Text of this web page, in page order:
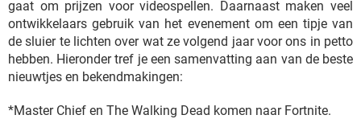
gaat om prijzen voor videospellen. Daarnaast maken veel
ontwikkelaars gebruik van het evenement om een tipje van
de sluier te lichten over wat ze volgend jaar voor ons in petto
hebben. Hieronder tref je een samenvatting aan van de beste
nieuwtjes en bekendmakingen:
*Master Chief en The Walking Dead komen naar Fortnite.